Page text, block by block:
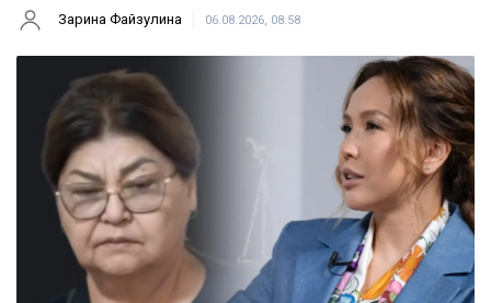
Зарина Файзулина 06.08.2026, 08:58